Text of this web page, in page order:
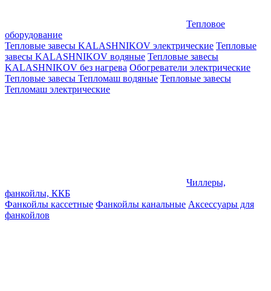
Тепловое
оборудование
Тепловые завесы KALASHNIKOV электрические Тепловые
завесы KALASHNIKOV водяные Тепловые завесы
KALASHNIKOV без нагрева Обогреватели электрические
Тепловые завесы Тепломаш водяные Тепловые завесы
Тепломаш электрические
Чиллеры,
фанкойлы, ККБ
Фанкойлы кассетные Фанкойлы канальные Аксессуары для
фанкойлов